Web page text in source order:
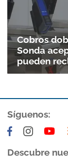
Cobros
Sonda
pueden
Síguenos:
Descubre